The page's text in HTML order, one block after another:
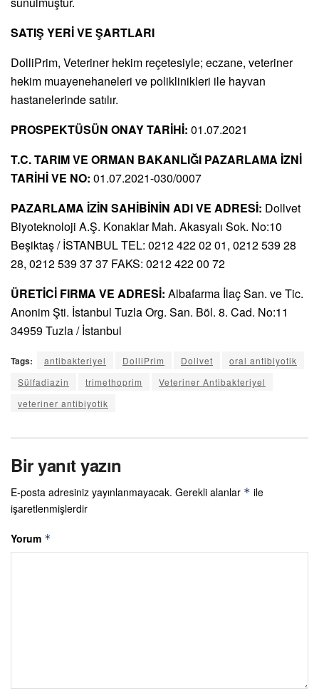
SATIŞ YERİ VE ŞARTLARI
DolliPrim, Veteriner hekim reçetesiyle; eczane, veteriner
hekim muayenehaneleri ve poliklinikleri ile hayvan
hastanelerinde satılır.
PROSPEKTÜSÜN ONAY TARİHİ: 01.07.2021
T.C. TARIM VE ORMAN BAKANLIĞI PAZARLAMA İZNİ
TARİHİ VE NO: 01.07.2021-030/0007
PAZARLAMA İZİN SAHİBİNİN ADI VE ADRESİ: Dollvet
Biyoteknoloji A.Ş. Konaklar Mah. Akasyalı Sok. No:10
Beşiktaş / İSTANBUL TEL: 0212 422 02 01, 0212 539 28
28, 0212 539 37 37 FAKS: 0212 422 00 72
ÜRETİCİ FIRMA VE ADRESİ: Albafarma İlaç San. ve Tic.
Anonim Şti. İstanbul Tuzla Org. San. Böl. 8. Cad. No:11
34959 Tuzla / İstanbul
Tags: antibakteriyel DolliPrim Dollvet
oral antibiyotik
Sülfadiazin
trimethoprim
Veteriner Antibakteriyel
veteriner antibiyotik
Bir yanıt yazın
E-posta adresiniz yayınlanmayacak. Gerekli alanlar * ile
işaretlenmişlerdir
Yorum *